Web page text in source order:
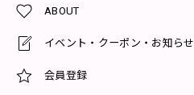
ABOUT
イベント・クーポン・お知らせ
会員登録